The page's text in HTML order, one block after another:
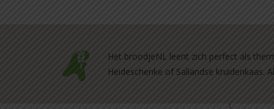
Het broodjeNL leent zich perfect als
Heideschenke of Sallandse kruidenkaas.